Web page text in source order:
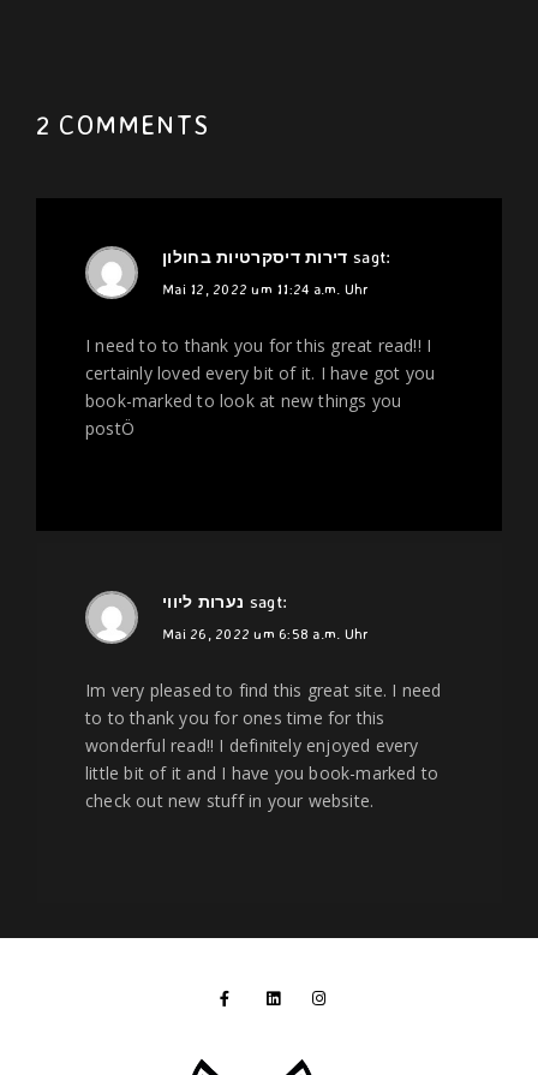
2 COMMENTS
דירות דיסקרטיות בחולון sagt:
Mai 12, 2022 um 11:24 a.m. Uhr
I need to to thank you for this great read!! I
certainly loved every bit of it. I have got you
book-marked to look at new things you
postÖ
נערות ליווי sagt:
Mai 26, 2022 um 6:58 a.m. Uhr
Im very pleased to find this great site. I need
to to thank you for ones time for this
wonderful read!! I definitely enjoyed every
little bit of it and I have you book-marked to
check out new stuff in your website.